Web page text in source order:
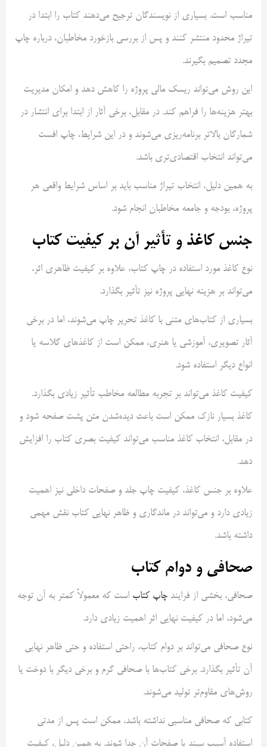
مناسب است. بسیاری از نویسندگان ترجیح می‌دهند کتاب را ابتدا در
تیراژ محدود منتشر کنند و پس از بررسی بازخورد مخاطبان، درباره چاپ
مجدد تصمیم بگیرند.
این روش می‌تواند ریسک مالی پروژه را کاهش دهد و امکان مدیریت
بهتر هزینه‌ها را فراهم کند. در مقابل، برخی آثار از ابتدا برای انتشار در
شمارگان بالاتر برنامه‌ریزی می‌شوند و در این شرایط، چاپ افست
می‌تواند انتخاب اقتصادی‌تری باشد.
به همین دلیل، انتخاب تیراژ مناسب باید بر اساس شرایط واقعی هر
پروژه، بودجه و جامعه مخاطبان انجام شود.
جنس کاغذ و تأثیر آن بر کیفیت کتاب
نوع کاغذ مورد استفاده در چاپ کتاب، علاوه بر کیفیت ظاهری اثر،
می‌تواند بر هزینه نهایی پروژه نیز تأثیر بگذارد.
بسیاری از کتاب‌های متنی با کاغذ تحریر چاپ می‌شوند، اما در برخی
آثار تصویری، آموزشی یا هنری، ممکن است از کاغذهای گلاسه یا
انواع دیگر استفاده شود.
کیفیت کاغذ می‌تواند بر تجربه مطالعه مخاطب تأثیر زیادی بگذارد.
کاغذ بسیار نازک ممکن است باعث دیده‌شدن متن پشت صفحه شود و
در مقابل، انتخاب کاغذ مناسب می‌تواند کیفیت بصری کتاب را افزایش
دهد.
علاوه بر جنس کاغذ، کیفیت چاپ جلد و صفحات داخلی نیز اهمیت
زیادی دارد و می‌تواند در ماندگاری و ظاهر نهایی کتاب نقش مهمی
داشته باشد.
صحافی و دوام کتاب
صحافی، بخشی از فرایند چاپ کتاب است که معمولاً کمتر به آن توجه
می‌شود، اما در کیفیت نهایی اثر اهمیت زیادی دارد.
نوع صحافی می‌تواند بر دوام کتاب، راحتی استفاده و حتی ظاهر نهایی
آن تأثیر بگذارد. برخی کتاب‌ها با صحافی گرم و برخی دیگر با دوخت یا
روش‌های مقاوم‌تر تولید می‌شوند.
کتابی که صحافی مناسبی نداشته باشد، ممکن است پس از مدتی
استفاده آسیب ببیند یا صفحات آن جدا شوند. به همین دلیل، کیفیت